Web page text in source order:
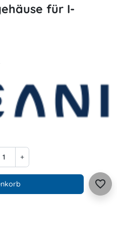
für I-
+
favorite_border